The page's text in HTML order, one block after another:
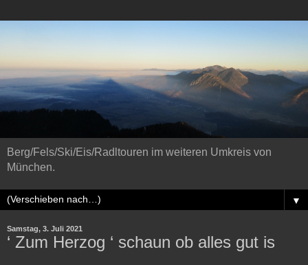
Berg/Fels/Ski/Eis/Radltouren im weiteren Umkreis von
München.
▼
Samstag, 3. Juli 2021
‘ Zum Herzog ‘ schaun ob alles gut is